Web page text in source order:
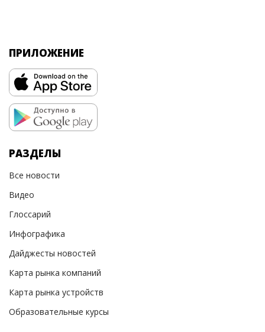
ПРИЛОЖЕНИЕ
РАЗДЕЛЫ
Все новости
Видео
Глоссарий
Инфографика
Дайджесты новостей
Карта рынка компаний
Карта рынка устройств
Образовательные курсы